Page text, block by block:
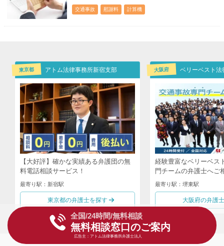
交通事故 慰謝料 計算機
東京都 アトム法律事務所新宿支部
【大好評】確かな実績ある弁護団の無
料電話相談サービス！
最寄り駅：新宿駅
東京都の弁護士を探す
大阪府
経験豊富なベリーベス
門チームの弁護士へご
最寄り駅：堺東駅
大阪府の弁護
全国/24時間/無料相談
無料相談窓口のご案内
広告主：アトム法律事務所弁護士法人